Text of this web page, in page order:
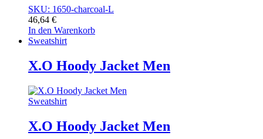
SKU: 1650-charcoal-L
46,64 €
In den Warenkorb
Sweatshirt
X.O Hoody Jacket Men
Sweatshirt
X.O Hoody Jacket Men